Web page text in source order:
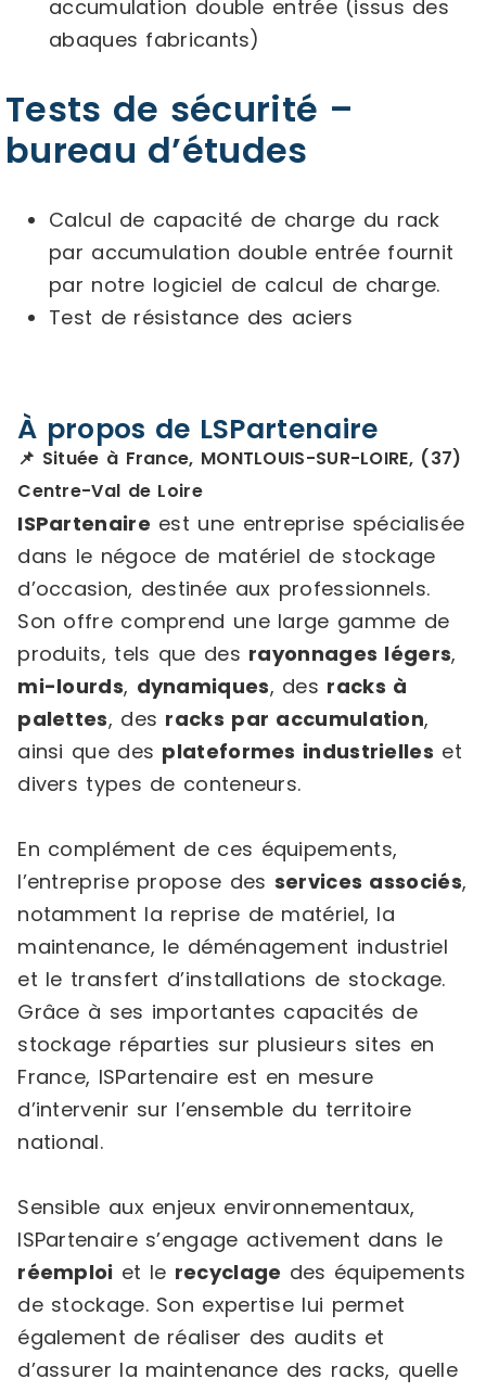
accumulation double entrée (issus des
abaques fabricants)
Tests de sécurité –
bureau d’études
Calcul de capacité de charge du rack
par accumulation double entrée fournit
par notre logiciel de calcul de charge.
Test de résistance des aciers
À propos de LSPartenaire
📌 Située à France, MONTLOUIS-SUR-LOIRE, (37)
Centre-Val de Loire
ISPartenaire est une entreprise spécialisée
dans le négoce de matériel de stockage
d’occasion, destinée aux professionnels.
Son offre comprend une large gamme de
produits, tels que des rayonnages légers,
mi-lourds, dynamiques, des racks à
palettes, des racks par accumulation,
ainsi que des plateformes industrielles et
divers types de conteneurs.
En complément de ces équipements,
l’entreprise propose des services associés,
notamment la reprise de matériel, la
maintenance, le déménagement industriel
et le transfert d’installations de stockage.
Grâce à ses importantes capacités de
stockage réparties sur plusieurs sites en
France, ISPartenaire est en mesure
d’intervenir sur l’ensemble du territoire
national.
Sensible aux enjeux environnementaux,
ISPartenaire s’engage activement dans le
réemploi et le recyclage des équipements
de stockage. Son expertise lui permet
également de réaliser des audits et
d’assurer la maintenance des racks, quelle